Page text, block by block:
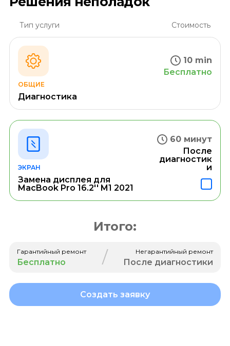
Тип услуги Стоимость
ОБЩИЕ
Диагностика
10 min
Бесплатно
ЭКРАН
Замена дисплея для
MacBook Pro 16.2'' M1 2021
60 минут
После
диагностик
и
Итого:
Гарантийный ремонт
Бесплатно / Негарантийный ремонт
После диагностики
Создать заявку